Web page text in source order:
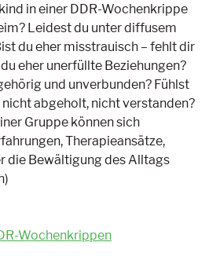
in einer DDR-Wochenkrippe
Leidest du unter diffusem
du eher misstrauisch – fehlt dir
eher unerfüllte Beziehungen?
und unverbunden? Fühlst
abgeholt, nicht verstanden?
Gruppe können sich
Therapieansätze,
die Bewältigung des Alltags
Wochenkrippen